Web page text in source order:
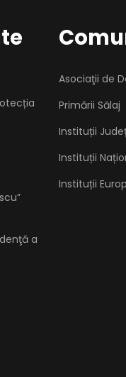
a
Asociaţii de
Primării Sălaj
Instituții
Instituții
Instituții